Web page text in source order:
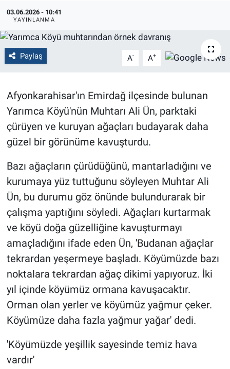
03.06.2026 - 10:41
YAYINLANMA
Paylaş A- A+
Afyonkarahisar'ın Emirdağ ilçesinde bulunan
Yarımca Köyü'nün Muhtarı Ali Ün, parktaki
çürüyen ve kuruyan ağaçları budayarak daha
güzel bir görünüme kavuşturdu.
Bazı ağaçların çürüdüğünü, mantarladığını ve
kurumaya yüz tuttuğunu söyleyen Muhtar Ali
Ün, bu durumu göz önünde bulundurarak bir
çalışma yaptığını söyledi. Ağaçları kurtarmak
ve köyü doğa güzelliğine kavuşturmayı
amaçladığını ifade eden Ün, 'Budanan ağaçlar
tekrardan yeşermeye başladı. Köyümüzde bazı
noktalara tekrardan ağaç dikimi yapıyoruz. İki
yıl içinde köyümüz ormana kavuşacaktır.
Orman olan yerler ve köyümüz yağmur çeker.
Köyümüze daha fazla yağmur yağar' dedi.
'Köyümüzde yeşillik sayesinde temiz hava
vardır'
Alış-Veriş/İş dünyası
Kültür Sanat
Politika
Bilecik
Gezi
Genel
Çevre
Yerel
Magazin
Bilim ve Teknoloji